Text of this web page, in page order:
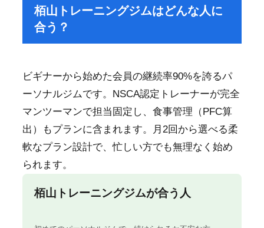
栢山トレーニングジムはどんな人に
合う？
ビギナーから始めた会員の継続率90%を誇るパ
ーソナルジムです。NSCA認定トレーナーが完全
マンツーマンで担当固定し、食事管理（PFC算
出）もプランに含まれます。月2回から選べる柔
軟なプラン設計で、忙しい方でも無理なく始め
られます。
栢山トレーニングジムが合う人